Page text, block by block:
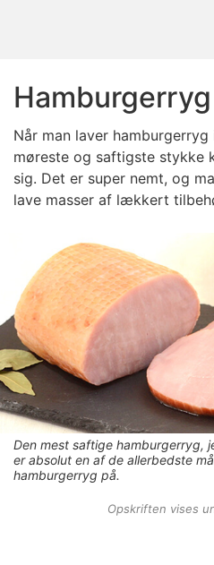
Når man laver
møreste og saftigste stykke
sig. Det er super nemt, og
lave masser af lækkert
Den mest saftige hamburgerryg,
er absolut en af de allerbedste
hamburgerryg på.
Opskriften vises